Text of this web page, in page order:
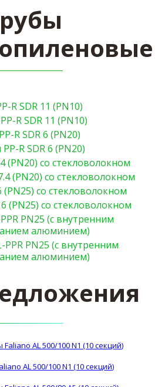
R SDR 11 (PN10)
R SDR 6 (PN20)
(PN20) со стекловолокном
(PN25) со стекловолокном
PN25 (с внутренним
алюминием)
AL 500/100 N1 (10 секций)